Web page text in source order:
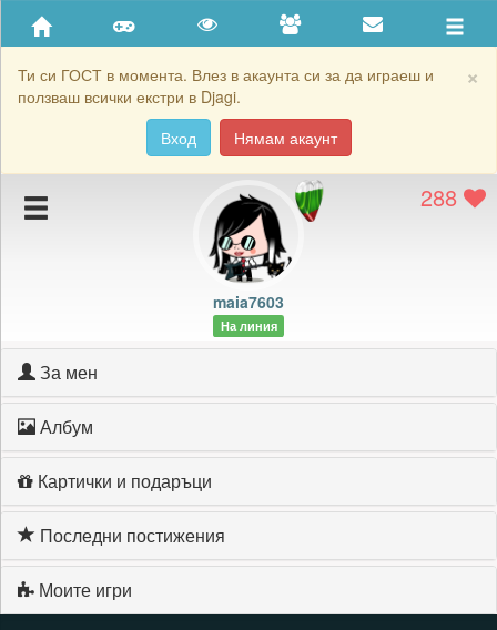
×
Ти си ГОСТ в момента. Влез в акаунта си за да играеш и
ползваш всички екстри в Djagi.
Вход
Нямам акаунт
Приятели
Хронология на игри
Подаръците на maia7603
Картичките на maia7603
288
maia7603
На линия
За мен
Албум
Картички и подаръци
Последни постижения
Моите игри